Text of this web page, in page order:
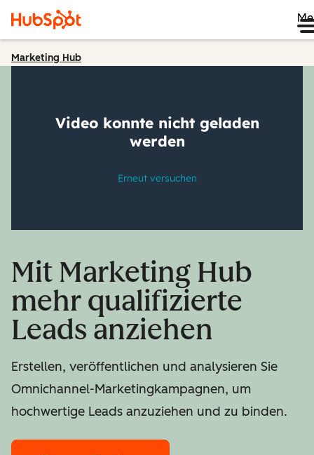
Marketing Hub
Mit Marketing Hub
mehr qualifizierte
Leads anziehen
Erstellen, veröffentlichen und analysieren Sie
Omnichannel-Marketingkampagnen, um
hochwertige Leads anzuziehen und zu binden.